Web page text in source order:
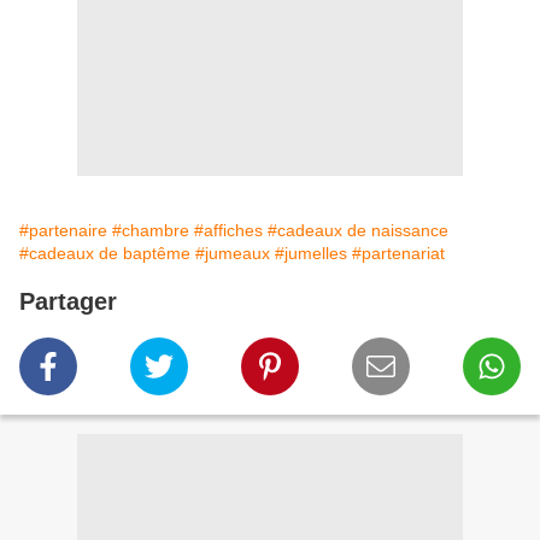
#partenaire #chambre #affiches #cadeaux de naissance
#cadeaux de baptême #jumeaux #jumelles #partenariat
Partager